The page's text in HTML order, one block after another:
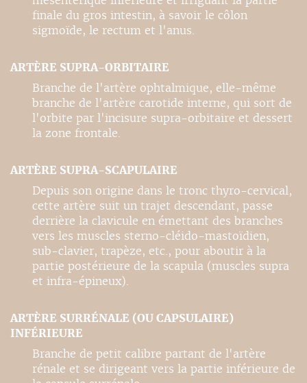
finale du gros intestin, à savoir le côlon
sigmoïde, le rectum et l'anus.
ARTÈRE SUPRA-ORBITAIRE
Branche de l'artère ophtalmique, elle-même
branche de l'artère carotide interne, qui sort de
l'orbite par l'incisure supra-orbitaire et dessert
la zone frontale.
ARTÈRE SUPRA-SCAPULAIRE
Depuis son origine dans le tronc thyro-cervical,
cette artère suit un trajet descendant, passe
derrière la clavicule en émettant des branches
vers les muscles sterno-cléido-mastoïdien,
sub-clavier, trapèze, etc., pour aboutir à la
partie postérieure de la scapula (muscles supra
et infra-épineux).
ARTÈRE SURRÉNALE (OU CAPSULAIRE)
INFÉRIEURE
Branche de petit calibre partant de l'artère
rénale et se dirigeant vers la partie inférieure de